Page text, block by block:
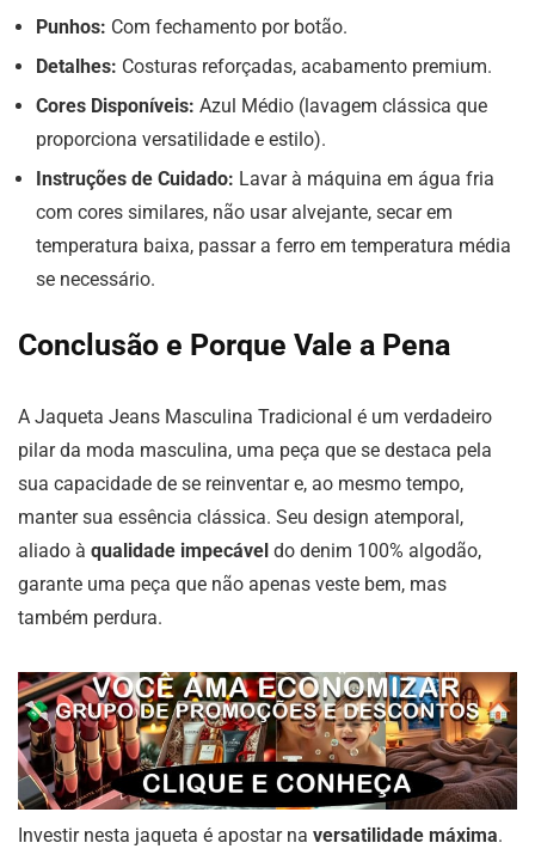
Punhos: Com fechamento por botão.
Detalhes: Costuras reforçadas, acabamento premium.
Cores Disponíveis: Azul Médio (lavagem clássica que
proporciona versatilidade e estilo).
Instruções de Cuidado: Lavar à máquina em água fria
com cores similares, não usar alvejante, secar em
temperatura baixa, passar a ferro em temperatura média
se necessário.
Conclusão e Porque Vale a Pena
A Jaqueta Jeans Masculina Tradicional é um verdadeiro
pilar da moda masculina, uma peça que se destaca pela
sua capacidade de se reinventar e, ao mesmo tempo,
manter sua essência clássica. Seu design atemporal,
aliado à qualidade impecável do denim 100% algodão,
garante uma peça que não apenas veste bem, mas
também perdura.
Investir nesta jaqueta é apostar na versatilidade máxima.